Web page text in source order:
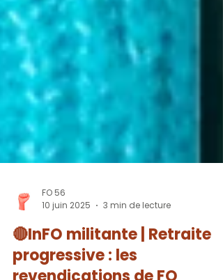
FO 56
10 juin 2025
3 min de lecture
🔴InFO militante | Retraite